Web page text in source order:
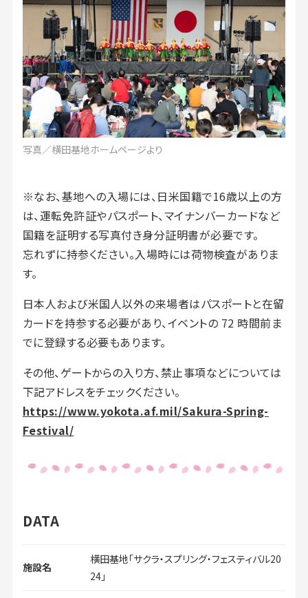
写真／横田基地ホームページより
※なお、基地への入場には、日米国籍で16歳以上の方
は、運転免許証やパスポート、マイナンバーカードなど
国籍を証明する写真付き身分証明書が必要です。
忘れずに持参ください。入場時には荷物検査がありま
す。
日本人および米国人以外の来場者はパスポートと在留
カードを持参する必要があり、イベントの 72 時間前ま
でに登録する必要もあります。
その他、ゲートからの入り方、禁止事項などについては
下記アドレスをチェックください。
https://www.yokota.af.mil/Sakura-Spring-
Festival/
DATA
施設名
横田基地「サクラ・スプリング・フェスティバル20
24」